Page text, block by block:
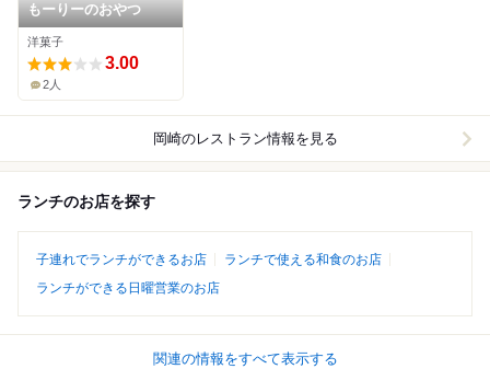
もーりーのおやつ
洋菓子
3.00
2人
岡崎のレストラン情報を見る
ランチのお店を探す
子連れでランチができるお店
ランチで使える和食のお店
ランチができる日曜営業のお店
関連の情報をすべて表示する